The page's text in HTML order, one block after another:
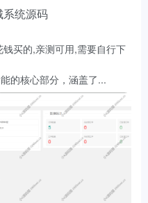
统源码
买的,亲测可用,需要自行下
的核心部分，涵盖了...